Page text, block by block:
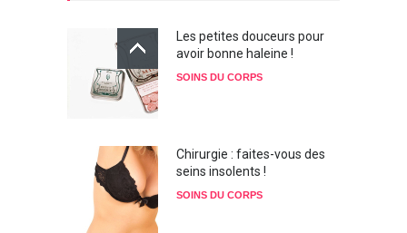
Les petites douceurs pour
avoir bonne haleine !
SOINS DU CORPS
Chirurgie : faites-vous des
seins insolents !
SOINS DU CORPS